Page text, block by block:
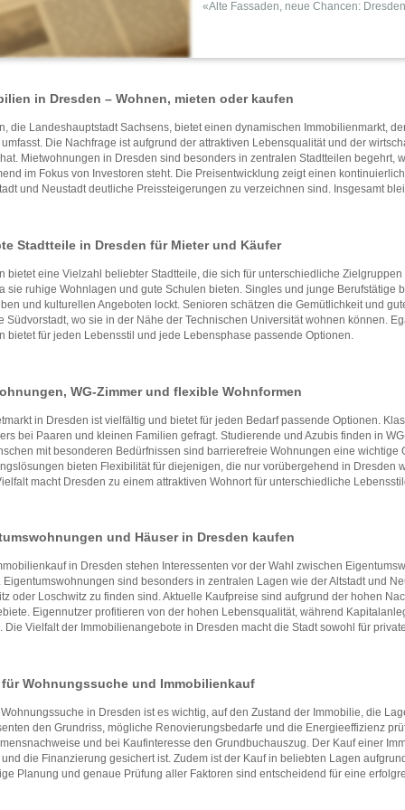
zwei davon im
«Alte Fassaden, neue Chancen:
in Dresden – Wohnen, mieten oder kaufen
die Landeshauptstadt Sachsens, bietet einen dynamischen Immobilienmarkt,
umfasst. Die Nachfrage ist aufgrund der attraktiven Lebensqualität und der
Mietwohnungen in Dresden sind besonders in zentralen Stadtteilen begehrt,
im Fokus von Investoren steht. Die Preisentwicklung zeigt einen
und Neustadt deutliche Preissteigerungen zu verzeichnen sind. Insgesamt
Stadtteile in Dresden für Mieter und Käufer
bietet eine Vielzahl beliebter Stadtteile, die sich für unterschiedliche
sie ruhige Wohnlagen und gute Schulen bieten. Singles und junge Berufstätige
und kulturellen Angeboten lockt. Senioren schätzen die Gemütlichkeit und
Südvorstadt, wo sie in der Nähe der Technischen Universität wohnen können.
bietet für jeden Lebensstil und jede Lebensphase passende Optionen.
WG-Zimmer und flexible Wohnformen
in Dresden ist vielfältig und bietet für jeden Bedarf passende Optionen.
bei Paaren und kleinen Familien gefragt. Studierende und Azubis finden in
mit besonderen Bedürfnissen sind barrierefreie Wohnungen eine
bieten Flexibilität für diejenigen, die nur vorübergehend in Dresden
macht Dresden zu einem attraktiven Wohnort für unterschiedliche
und Häuser in Dresden kaufen
in Dresden stehen Interessenten vor der Wahl zwischen
Eigentumswohnungen sind besonders in zentralen Lagen wie der Altstadt und
oder Loschwitz zu finden sind. Aktuelle Kaufpreise sind aufgrund der hohen
Eigennutzer profitieren von der hohen Lebensqualität, während
Die Vielfalt der Immobilienangebote in Dresden macht die Stadt sowohl für
Wohnungssuche und Immobilienkauf
Wohnungssuche in Dresden ist es wichtig, auf den Zustand der Immobilie, die
den Grundriss, mögliche Renovierungsbedarfe und die Energieeffizienz
und bei Kaufinteresse den Grundbuchauszug. Der Kauf einer
die Finanzierung gesichert ist. Zudem ist der Kauf in beliebten Lagen
Planung und genaue Prüfung aller Faktoren sind entscheidend für eine